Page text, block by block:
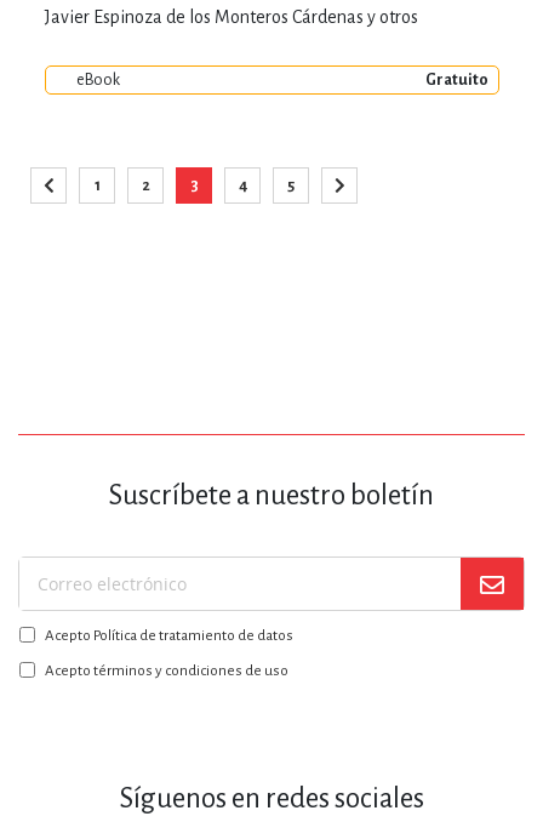
Javier Espinoza de los Monteros Cárdenas y otros
eBook Gratuito
Página
Página
AnteriorPágina
1
Página
2
Está viendo la página
3
Página
4
Página
5
Página
Siguiente
Suscríbete a nuestro boletín
Suscríbase
a
nuestro
boletín:
Acepto Política de tratamiento de datos
Acepto términos y condiciones de uso
Síguenos en redes sociales